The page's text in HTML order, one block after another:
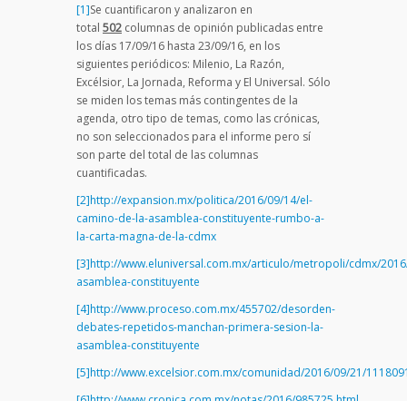
[1]Se cuantificaron y analizaron en
total 502 columnas de opinión publicadas entre
los días 17/09/16 hasta 23/09/16, en los
siguientes periódicos: Milenio, La Razón,
Excélsior, La Jornada, Reforma y El Universal. Sólo
se miden los temas más contingentes de la
agenda, otro tipo de temas, como las crónicas,
no son seleccionados para el informe pero sí
son parte del total de las columnas
cuantificadas.
[2]http://expansion.mx/politica/2016/09/14/el-
camino-de-la-asamblea-constituyente-rumbo-a-
la-carta-magna-de-la-cdmx
[3]http://www.eluniversal.com.mx/articulo/metropoli/cdmx/
asamblea-constituyente
[4]http://www.proceso.com.mx/455702/desorden-
debates-repetidos-manchan-primera-sesion-la-
asamblea-constituyente
[5]http://www.excelsior.com.mx/comunidad/2016/09/21/